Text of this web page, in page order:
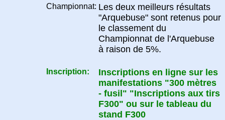
Championnat: Les deux meilleurs résultats
"Arquebuse" sont retenus pour
le classement du
Championnat de l'Arquebuse
à raison de 5%.
Inscription:
Inscriptions en ligne sur les
manifestations "300 mètres
- fusil" "Inscriptions aux tirs
F300" ou sur le tableau du
stand F300